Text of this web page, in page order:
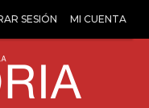
SESIÓN MI CUENTA